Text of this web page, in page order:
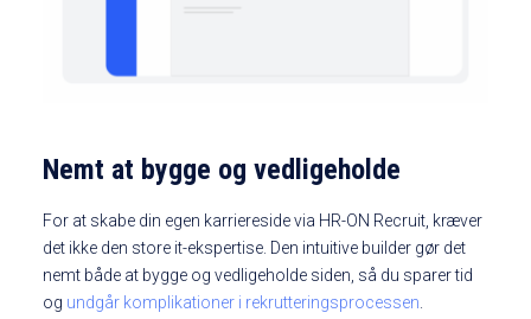
Nemt at bygge og vedligeholde
For at skabe din egen karriereside via HR-ON Recruit, kræver
det ikke den store it-ekspertise. Den intuitive builder gør det
nemt både at bygge og vedligeholde siden, så du sparer tid
og undgår komplikationer i rekrutteringsprocessen.